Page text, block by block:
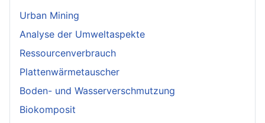
Urban Mining
Analyse der Umweltaspekte
Ressourcenverbrauch
Plattenwärmetauscher
Boden- und Wasserverschmutzung
Biokomposit